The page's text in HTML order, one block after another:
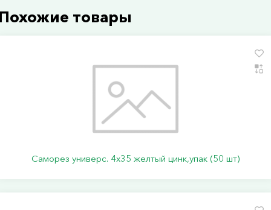
товары
Саморез универс. 4х35 желтый цинк,упак (50 шт)